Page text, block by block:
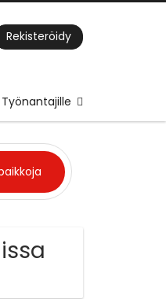
Rekisteröidy
Työnantajille